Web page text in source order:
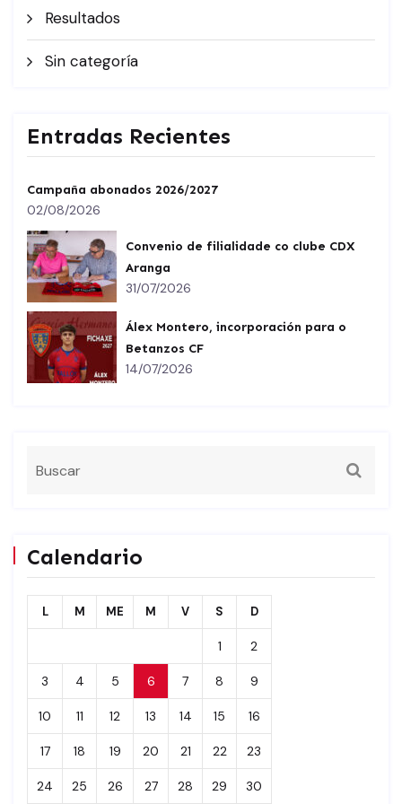
Resultados
Sin categoría
Entradas Recientes
Campaña abonados 2026/2027
02/08/2026
Convenio de filialidade co clube CDX
Aranga
31/07/2026
Álex Montero, incorporación para o
Betanzos CF
14/07/2026
Calendario
L M ME M V S D
1 2
3 4 5 6 7 8 9
10 11 12 13 14 15 16
17 18 19 20 21 22 23
24 25 26 27 28 29 30